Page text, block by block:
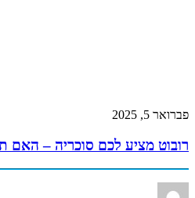
פברואר 5, 2025
רובוט מציע לכם סוכריה – האם